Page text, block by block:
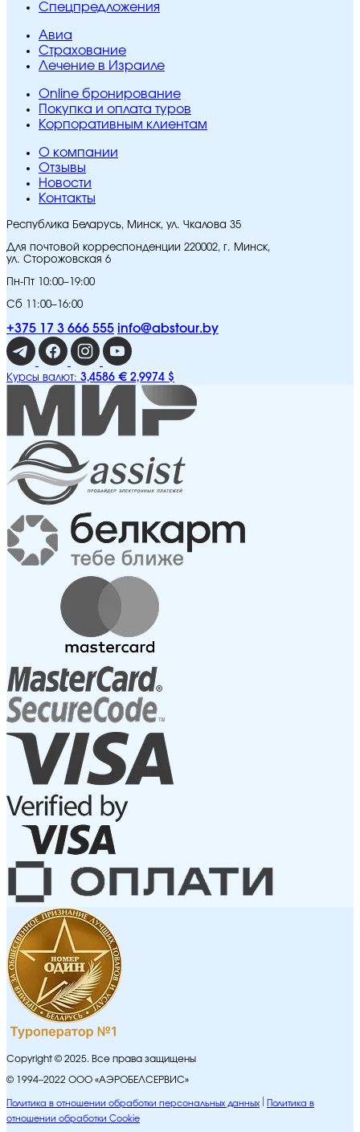
Спецпредложения
Авиа
Страхование
Лечение в Израиле
Online бронирование
Покупка и оплата туров
Корпоративным клиентам
O компании
Отзывы
Новости
Контакты
Республика Беларусь, Минск, ул. Чкалова 35
Для почтовой корреспонденции 220002, г. Минск,
ул. Сторожовская 6
Пн-Пт 10:00–19:00
Сб 11:00–16:00
+375 17 3 666 555 info@abstour.by
Курсы валют: 3,4586 € 2,9974 $
Copyright © 2025. Все права защищены
© 1994–2022 ООО «АЭРОБЕЛСЕРВИС»
Политика в отношении обработки персональных данных
Политика в
отношении обработки Cookie